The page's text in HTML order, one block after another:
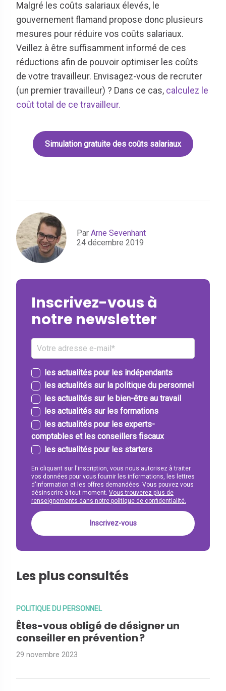
Malgré les coûts salariaux élevés, le
gouvernement flamand propose donc plusieurs
mesures pour réduire vos coûts salariaux.
Veillez à être suffisamment informé de ces
réductions afin de pouvoir optimiser les coûts
de votre travailleur. Envisagez-vous de recruter
(un premier travailleur) ? Dans ce cas, calculez le
coût total de ce travailleur.
Simulation gratuite des coûts salariaux
Par Arne Sevenhant
24 décembre 2019
Inscrivez-vous à
notre newsletter
les actualités pour les indépendants
les actualités sur la politique du personnel
les actualités sur le bien-être au travail
les actualités sur les formations
les actualités pour les experts-
comptables et les conseillers fiscaux
les actualités pour les starters
En cliquant sur l'inscription, vous nous autorisez à traiter
vos données pour vous fournir les informations, les lettres
d'information et les offres demandées. Vous pouvez vous
désinscrire à tout moment. Vous trouverez plus de
renseignements dans notre politique de confidentialité.
Les plus consultés
POLITIQUE DU PERSONNEL
Êtes-vous obligé de désigner un
conseiller en prévention ?
29 novembre 2023